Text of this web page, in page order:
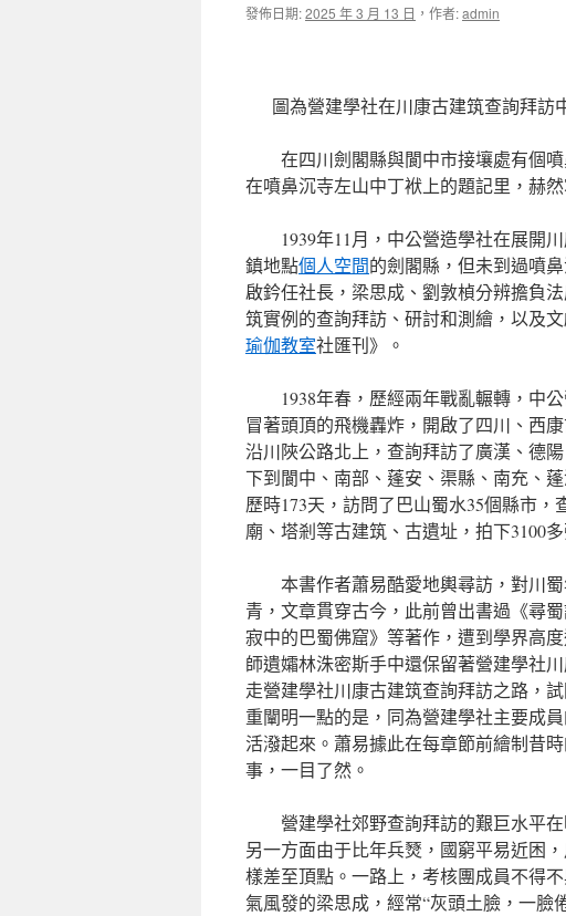
發佈日期:2025 年 3 月 13 日 ， 作者:admin
圖為營建學社在川康古建筑查詢拜
在四川劍閣縣與閬中市接壤處有個
在噴鼻沉寺左山中丁袱上的題記里，赫
1939年11月，中公營造學社在展開
鎮地點個人空間的劍閣縣，但未到過噴
啟鈐任社長，梁思成、劉敦楨分辨擔負
筑實例的查詢拜訪、研討和測繪，以及
瑜伽教室社匯刊》。
1938年春，歷經兩年戰亂輾轉，中
冒著頭頂的飛機轟炸，開啟了四川、西
沿川陜公路北上，查詢拜訪了廣漢、德
下到閬中、南部、蓬安、渠縣、南充、
歷時173天，訪問了巴山蜀水35個縣市
廟、塔剎等古建筑、古遺址，拍下3100多
本書作者蕭易酷愛地輿尋訪，對川
青，文章貫穿古今，此前曾出書過《
寂中的巴蜀佛窟》等著作，遭到學界高
師遺孀林洙密斯手中還保留著營建學社
走營建學社川康古建筑查詢拜訪之路，
重闡明一點的是，同為營建學社主要成
活潑起來。蕭易據此在每章節前繪制昔
事，一目了然。
營建學社郊野查詢拜訪的艱巨水平
另一方面由于比年兵燹，國窮平易近困
樣差至頂點。一路上，考核團成員不得
氣風發的梁思成，經常“灰頭土臉，一臉